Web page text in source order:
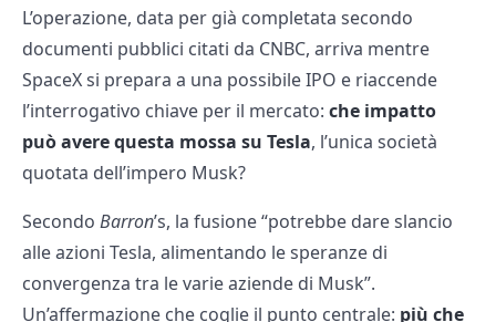
L’operazione, data per già completata secondo
documenti pubblici citati da CNBC, arriva mentre
SpaceX si prepara a una possibile IPO e riaccende
l’interrogativo chiave per il mercato: che impatto
può avere questa mossa su Tesla, l’unica società
quotata dell’impero Musk?
Secondo Barron’s, la fusione “potrebbe dare slancio
alle azioni Tesla, alimentando le speranze di
convergenza tra le varie aziende di Musk”.
Un’affermazione che coglie il punto centrale: più che